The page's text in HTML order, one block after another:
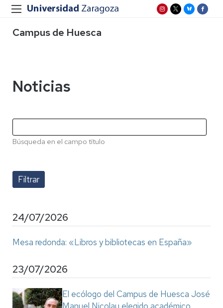
Campus de Huesca
Noticias
Búsqueda en el campo título
24/07/2026
Mesa redonda: «Libros y bibliotecas en España»
23/07/2026
El ecólogo del Campus de Huesca José